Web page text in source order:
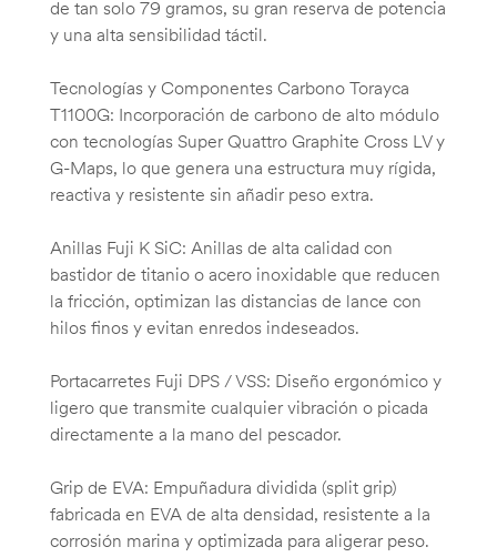
de tan solo 79 gramos, su gran reserva de potencia
y una alta sensibilidad táctil.
Tecnologías y Componentes Carbono Torayca
T1100G: Incorporación de carbono de alto módulo
con tecnologías Super Quattro Graphite Cross LV y
G-Maps, lo que genera una estructura muy rígida,
reactiva y resistente sin añadir peso extra.
Anillas Fuji K SiC: Anillas de alta calidad con
bastidor de titanio o acero inoxidable que reducen
la fricción, optimizan las distancias de lance con
hilos finos y evitan enredos indeseados.
Portacarretes Fuji DPS / VSS: Diseño ergonómico y
ligero que transmite cualquier vibración o picada
directamente a la mano del pescador.
Grip de EVA: Empuñadura dividida (split grip)
fabricada en EVA de alta densidad, resistente a la
corrosión marina y optimizada para aligerar peso.